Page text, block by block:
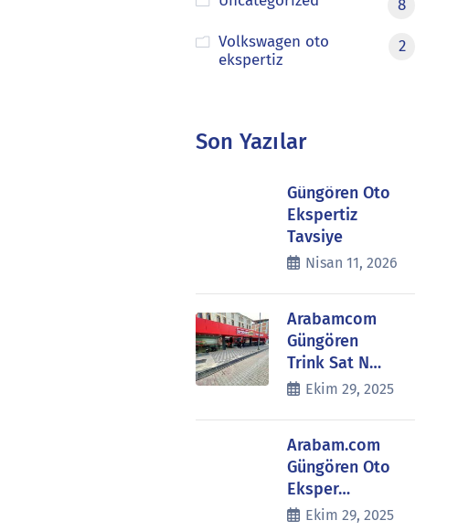
8
Volkswagen oto
ekspertiz
2
Son Yazılar
Güngören Oto
Ekspertiz
Tavsiye
Nisan 11, 2026
Arabamcom
Güngören
Trink Sat N…
Ekim 29, 2025
Arabam.com
Güngören Oto
Eksper…
Ekim 29, 2025